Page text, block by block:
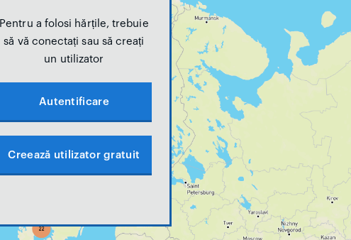
Pentru a folosi hărțile, trebuie
să vă conectați sau să creați
un utilizator
Autentificare
Creează utilizator gratuit